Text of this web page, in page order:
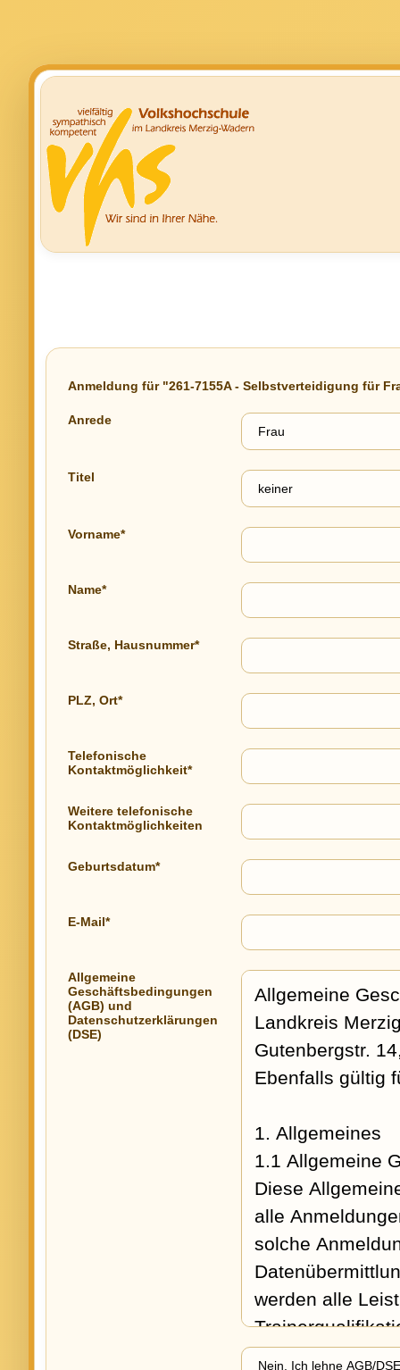
Anmeldung für "261-7155A - Selbstverteidigung für
Anrede
Titel
Vorname*
Name*
Straße, Hausnummer*
PLZ, Ort*
Telefonische
Kontaktmöglichkeit*
Weitere telefonische
Kontaktmöglichkeiten
Geburtsdatum*
E-Mail*
Allgemeine
Geschäftsbedingungen
(AGB) und
Datenschutzerklärungen
(DSE)